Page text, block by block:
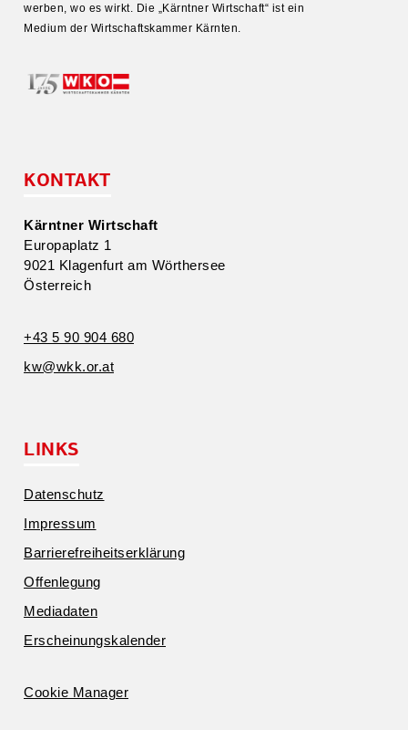
werben, wo es wirkt. Die „Kärntner Wirtschaft“ ist ein
Medium der Wirtschafts­kammer Kärnten.
KONTAKT
Kärntner Wirtschaft
Europa­platz 1
9021 Klagenfurt am Wörthersee
Öster­reich
+43 5 90 904 680
kw@​wkk.​or.​at
LINKS
Daten­schutz
Impressum
Barrie­re­frei­heits­er­klärung
Offen­legung
Media­daten
Erschei­nungs­ka­lender
Cookie Manager